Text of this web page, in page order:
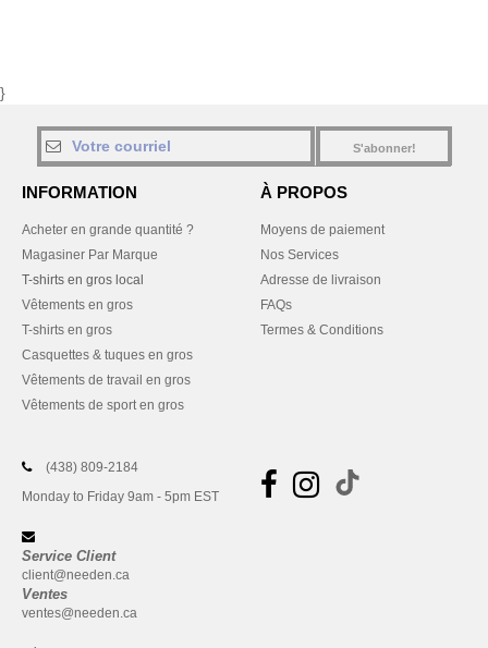
}
S'abonner!
INFORMATION
Acheter en grande quantité ?
Magasiner Par Marque
T-shirts en gros local
Vêtements en gros
T-shirts en gros
Casquettes & tuques en gros
Vêtements de travail en gros
Vêtements de sport en gros
À PROPOS
Moyens de paiement
Nos Services
Adresse de livraison
FAQs
Termes & Conditions
(438) 809-2184
Monday to Friday 9am - 5pm EST
Service Client
client@needen.ca
Ventes
ventes@needen.ca